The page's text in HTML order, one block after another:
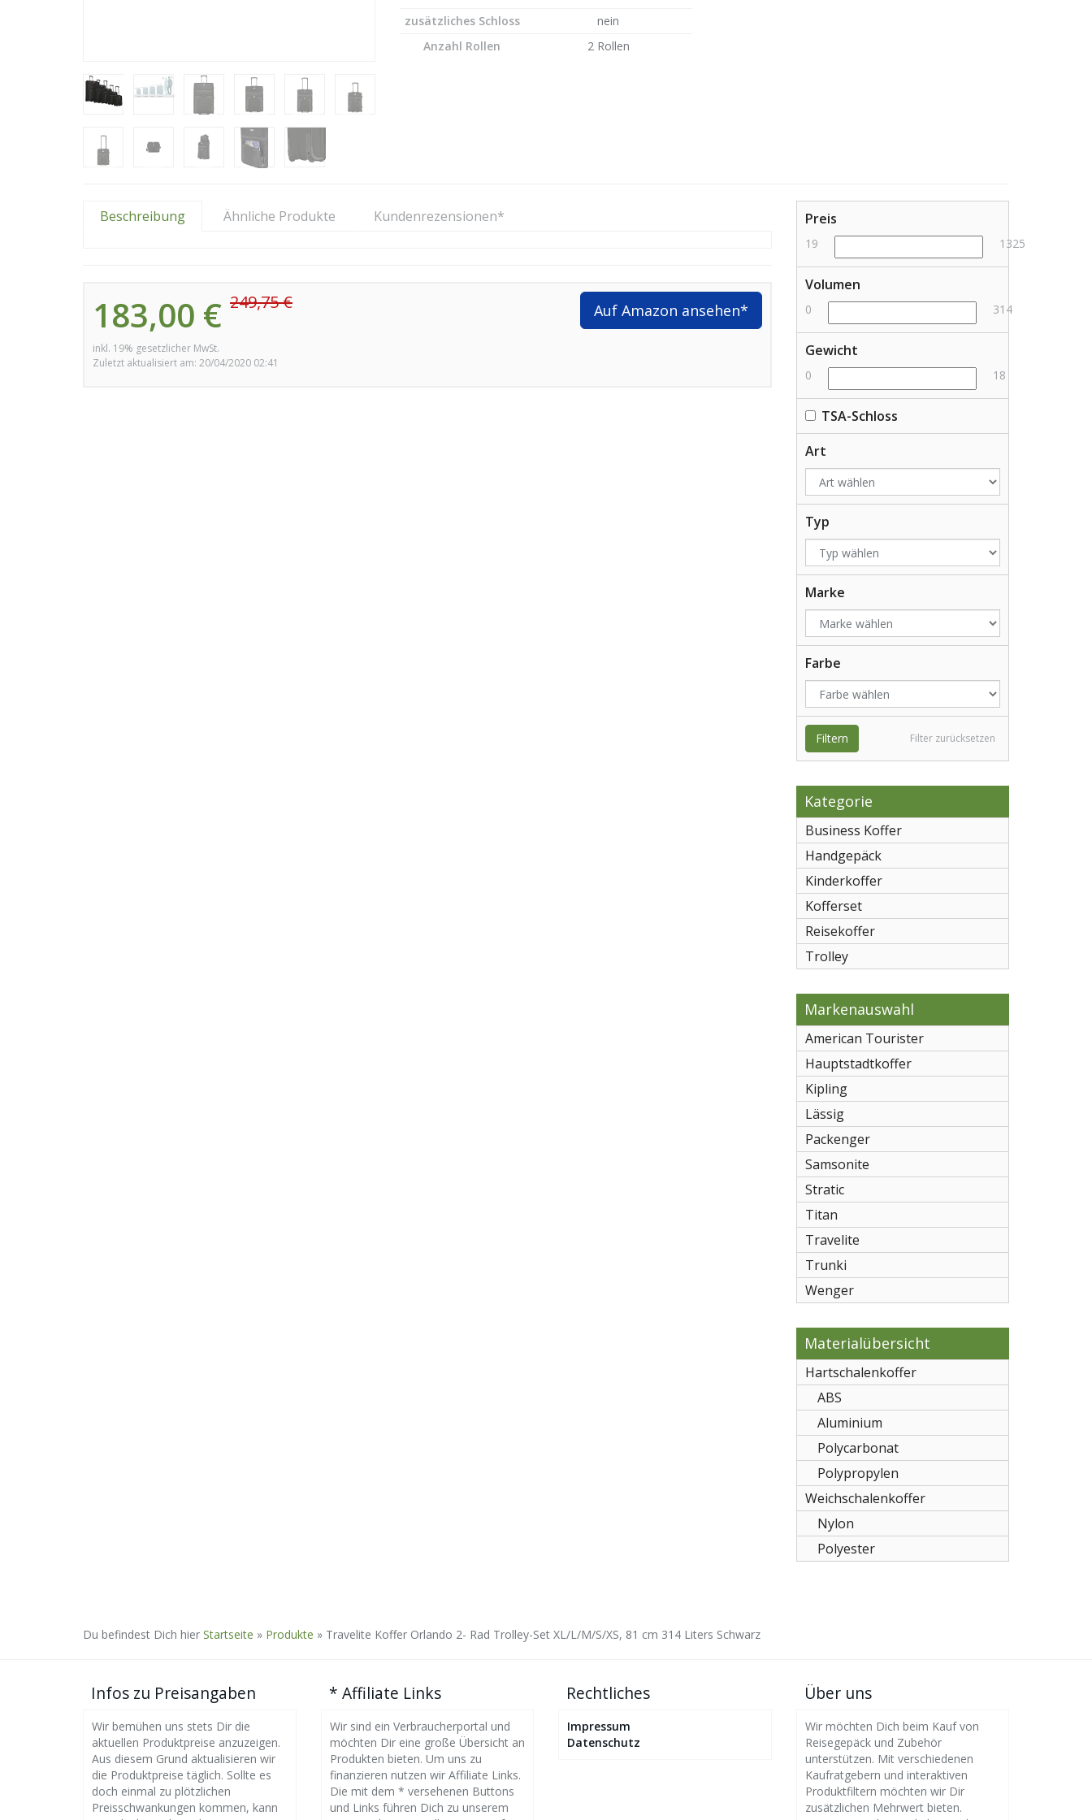
zusätzliches Schloss
nein
Anzahl Rollen
2 Rollen
Beschreibung Ähnliche Produkte Kundenrezensionen*
183,00 € 249,75 €
inkl. 19% gesetzlicher MwSt.
Zuletzt aktualisiert am: 20/04/2020 02:41
Auf Amazon ansehen*
Preis
19 1325
Volumen
0 314
Gewicht
0 18
TSA-Schloss
Art
Typ
Marke
Farbe
Filter zurücksetzen
Filtern
Kategorie
Business Koffer
Handgepäck
Kinderkoffer
Kofferset
Reisekoffer
Trolley
Markenauswahl
American Tourister
Hauptstadtkoffer
Kipling
Lässig
Packenger
Samsonite
Stratic
Titan
Travelite
Trunki
Wenger
Materialübersicht
Hartschalenkoffer
ABS
Aluminium
Polycarbonat
Polypropylen
Weichschalenkoffer
Nylon
Polyester
Du befindest Dich hier Startseite » Produkte » Travelite Koffer Orlando 2- Rad Trolley-Set XL/L/M/S/XS, 81 cm 314 Liters Schwarz
Infos zu Preisangaben
Wir bemühen uns stets Dir die
aktuellen Produktpreise anzuzeigen.
Aus diesem Grund aktualisieren wir
die Produktpreise täglich. Sollte es
doch einmal zu plötzlichen
Preisschwankungen kommen, kann
* Affiliate Links
Wir sind ein Verbraucherportal und
möchten Dir eine große Übersicht an
Produkten bieten. Um uns zu
finanzieren nutzen wir Affiliate Links.
Die mit dem * versehenen Buttons
und Links führen Dich zu unserem
Rechtliches
Impressum
Datenschutz
Über uns
Wir möchten Dich beim Kauf von
Reisegepäck und Zubehör
unterstützen. Mit verschiedenen
Kaufratgebern und interaktiven
Produktfiltern möchten wir Dir
zusätzlichen Mehrwert bieten.